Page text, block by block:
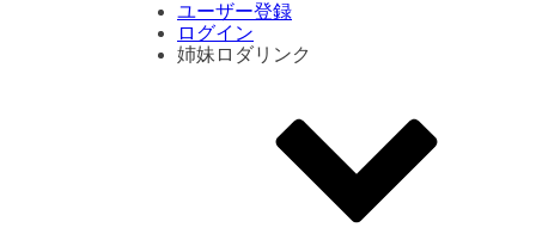
ユーザー登録
ログイン
姉妹ロダリンク